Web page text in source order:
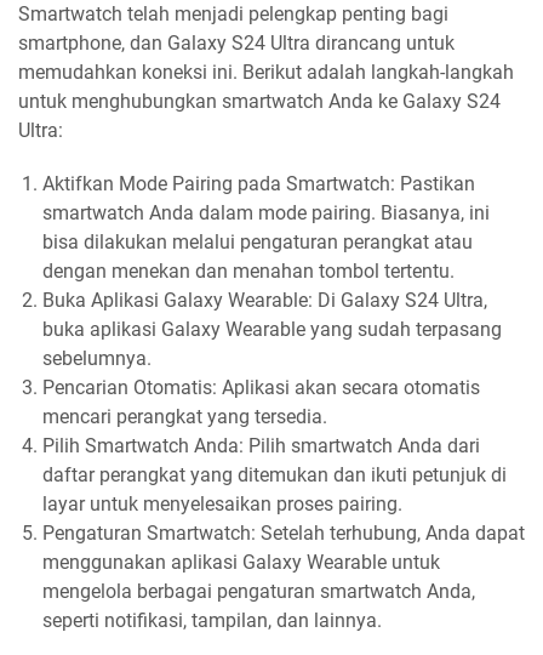
Smartwatch telah menjadi pelengkap penting bagi
smartphone, dan Galaxy S24 Ultra dirancang untuk
memudahkan koneksi ini. Berikut adalah langkah-langkah
untuk menghubungkan smartwatch Anda ke Galaxy S24
Ultra:
Aktifkan Mode Pairing pada Smartwatch: Pastikan
smartwatch Anda dalam mode pairing. Biasanya, ini
bisa dilakukan melalui pengaturan perangkat atau
dengan menekan dan menahan tombol tertentu.
Buka Aplikasi Galaxy Wearable: Di Galaxy S24 Ultra,
buka aplikasi Galaxy Wearable yang sudah terpasang
sebelumnya.
Pencarian Otomatis: Aplikasi akan secara otomatis
mencari perangkat yang tersedia.
Pilih Smartwatch Anda: Pilih smartwatch Anda dari
daftar perangkat yang ditemukan dan ikuti petunjuk di
layar untuk menyelesaikan proses pairing.
Pengaturan Smartwatch: Setelah terhubung, Anda dapat
menggunakan aplikasi Galaxy Wearable untuk
mengelola berbagai pengaturan smartwatch Anda,
seperti notifikasi, tampilan, dan lainnya.